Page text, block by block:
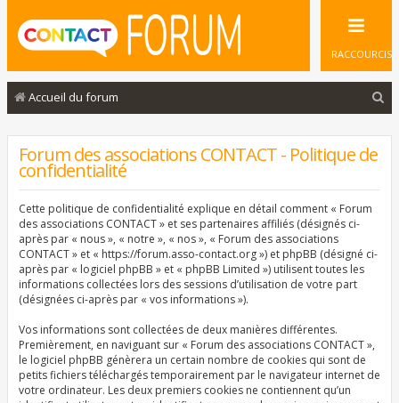
RACCOURCIS
Accueil du forum
Forum des associations CONTACT - Politique de
confidentialité
Cette politique de confidentialité explique en détail comment « Forum
des associations CONTACT » et ses partenaires affiliés (désignés ci-
après par « nous », « notre », « nos », « Forum des associations
CONTACT » et « https://forum.asso-contact.org ») et phpBB (désigné ci-
après par « logiciel phpBB » et « phpBB Limited ») utilisent toutes les
informations collectées lors des sessions d’utilisation de votre part
(désignées ci-après par « vos informations »).
Vos informations sont collectées de deux manières différentes.
Premièrement, en naviguant sur « Forum des associations CONTACT »,
le logiciel phpBB génèrera un certain nombre de cookies qui sont de
petits fichiers téléchargés temporairement par le navigateur internet de
votre ordinateur. Les deux premiers cookies ne contiennent qu’un